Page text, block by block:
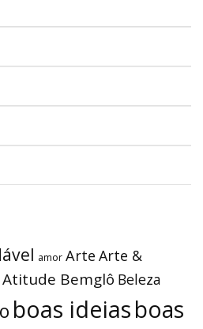
amor Arte Arte &
Atitude Bemglô Beleza
boas ideiasboas